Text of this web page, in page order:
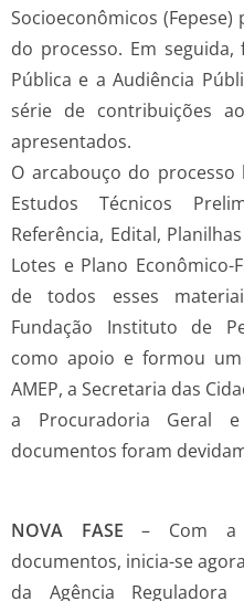
Socioeconômicos
do processo. Em
Pública e a Audiência
série de contribuições
apresentados.
O arcabouço do
Estudos Técnicos
Referência, Edital,
Lotes e Plano Econômico-
de todos esses
Fundação Instituto de
como apoio e formou
AMEP, a Secretaria das
a Procuradoria Geral
documentos foram
NOVA FASE– Com a
documentos, inicia-se
da Agência